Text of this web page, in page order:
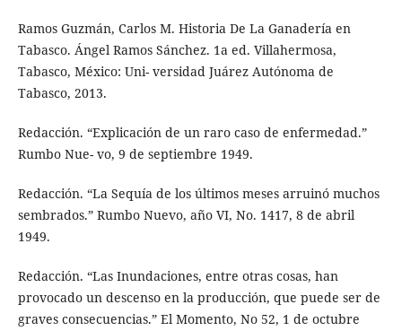
Ramos Guzmán, Carlos M. Historia De La Ganadería en
Tabasco. Ángel Ramos Sánchez. 1a ed. Villahermosa,
Tabasco, México: Uni- versidad Juárez Autónoma de
Tabasco, 2013.
Redacción. “Explicación de un raro caso de enfermedad.”
Rumbo Nue- vo, 9 de septiembre 1949.
Redacción. “La Sequía de los últimos meses arruinó muchos
sembrados.” Rumbo Nuevo, año VI, No. 1417, 8 de abril
1949.
Redacción. “Las Inundaciones, entre otras cosas, han
provocado un descenso en la producción, que puede ser de
graves consecuencias.” El Momento, No 52, 1 de octubre